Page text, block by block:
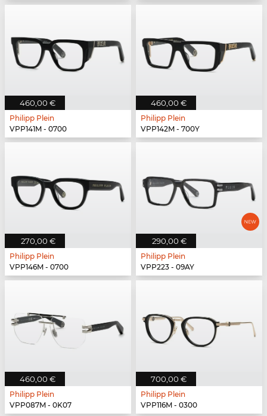
460,00 €
Philipp Plein
VPP141M - 0700
460,00 €
Philipp Plein
VPP142M - 700Y
270,00 €
Philipp Plein
VPP146M - 0700
290,00 €
Philipp Plein
VPP223 - 09AY
460,00 €
Philipp Plein
VPP087M - 0K07
700,00 €
Philipp Plein
VPP116M - 0300